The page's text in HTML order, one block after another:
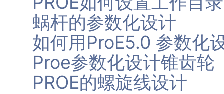
蜗杆的参数化设计
如何用ProE5.0 参数化
Proe参数化设计锥齿轮
PROE的螺旋线设计